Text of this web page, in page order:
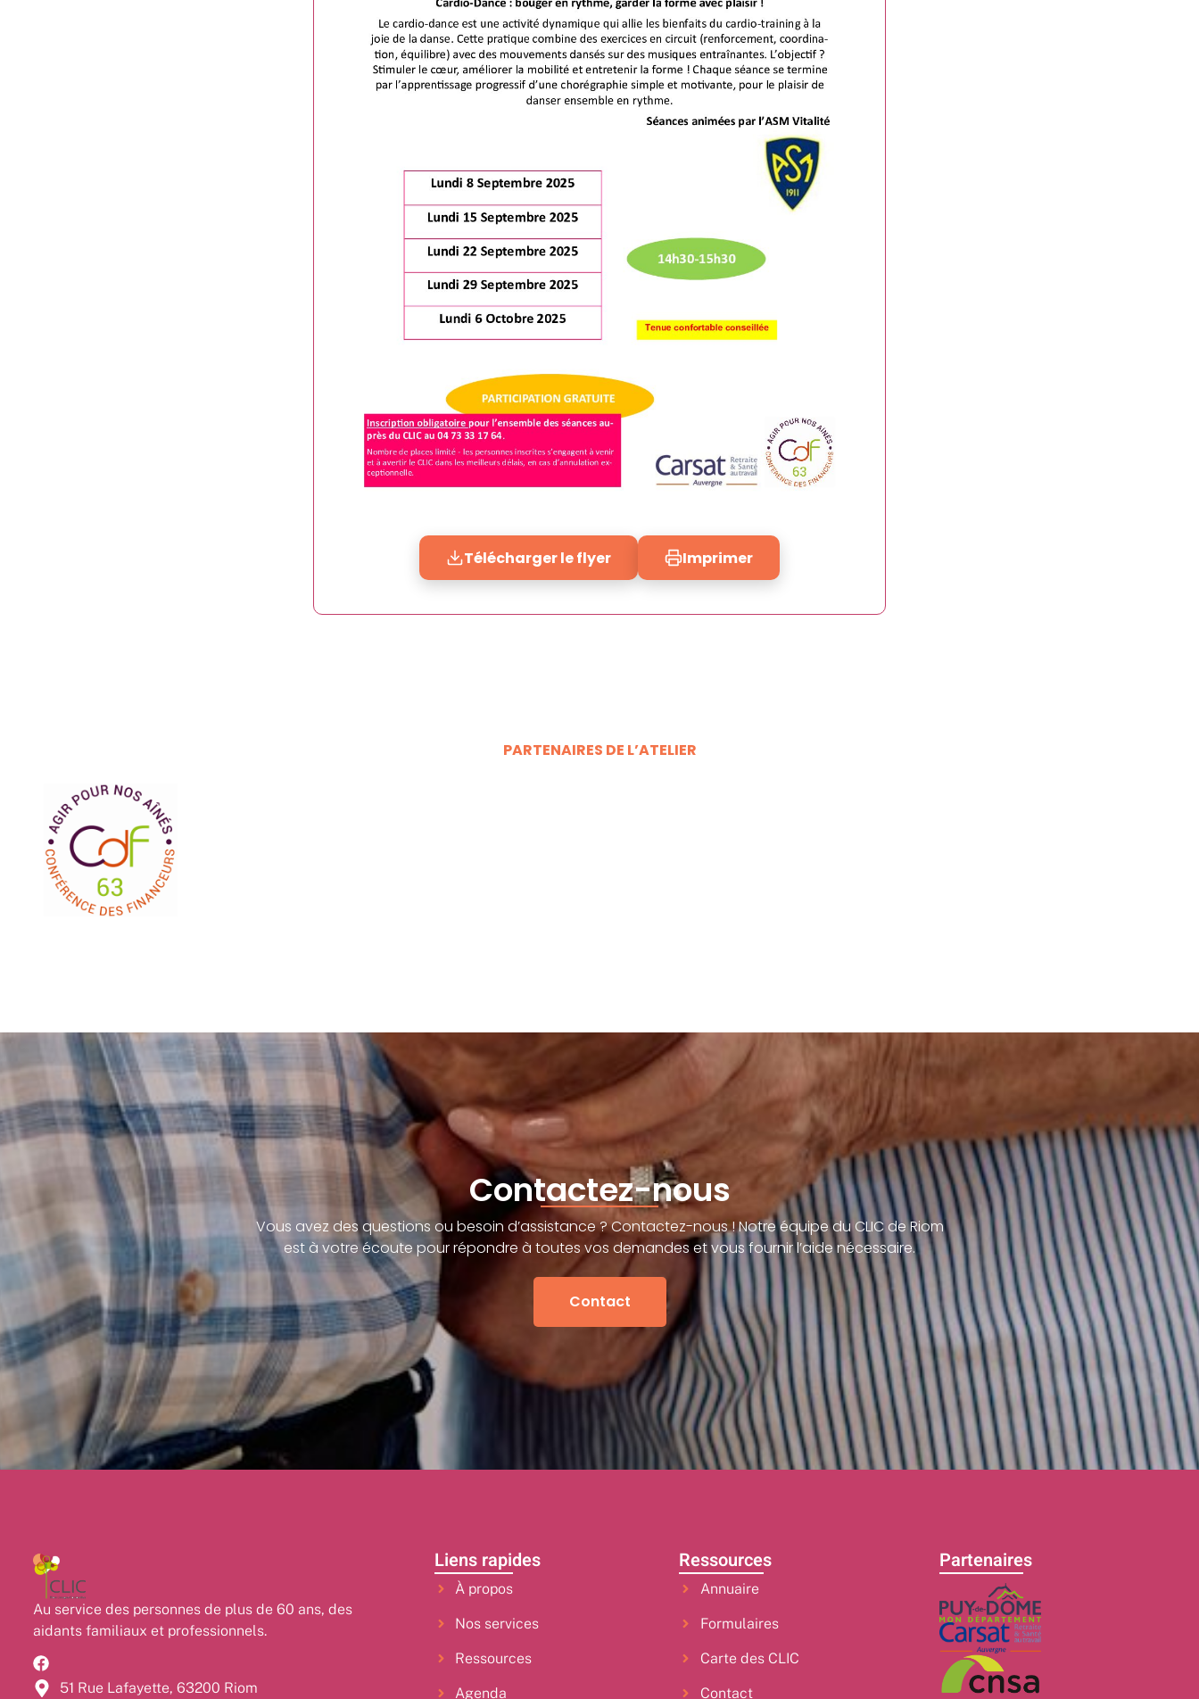
Télécharger le flyer Imprimer
PARTENAIRES DE L’ATELIER
Contactez-nous
Vous avez des questions ou besoin d’assistance ? Contactez-nous ! Notre équipe du CLIC de Riom
est à votre écoute pour répondre à toutes vos demandes et vous fournir l’aide nécessaire.
Contact
Au service des personnes de plus de 60 ans, des
aidants familiaux et professionnels.
51 Rue Lafayette, 63200 Riom
Liens rapides
À propos
Nos services
Ressources
Agenda
Ressources
Annuaire
Formulaires
Carte des CLIC
Contact
Partenaires